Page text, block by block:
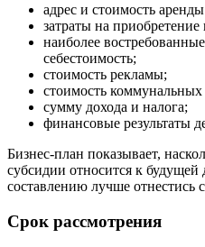
адрес и стоимость
затраты на
наиболее
себестоимость;
стоимость рекламы;
стоимость коммунальных
сумму дохода и налога;
финансовые результаты
Бизнес-план показывает,
субсидии относится к будущей
составлению лучше отнестись
Срок рассмотрения